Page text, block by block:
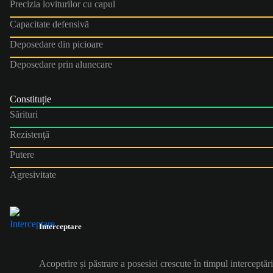
Precizia loviturilor cu capul
Capacitate defensivă
Deposedare din picioare
Deposedare prin alunecare
Constituție
Sărituri
Rezistenţă
Putere
Agresivitate
Interceptare
Acoperire și păstrare a posesiei crescute în timpul